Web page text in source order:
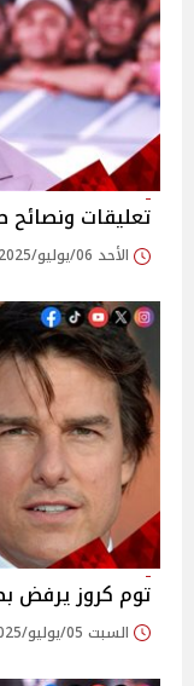
تعليقات ونصائح
الأحد 06/يوليو/2025 - 06:18 م
توم كروز يرفض
السبت 05/يوليو/2025 - 03:21 م